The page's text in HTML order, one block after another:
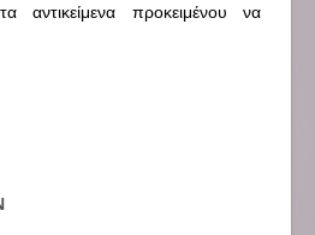
αντικείμενα προκειμένου να